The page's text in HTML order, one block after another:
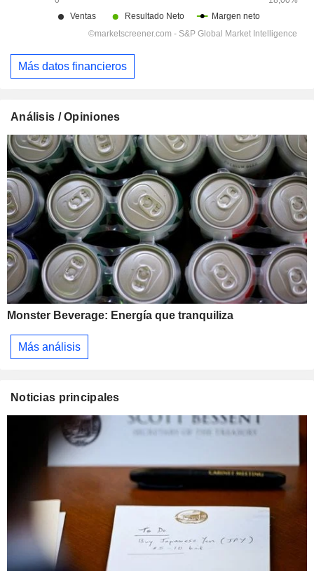
Más datos financieros
Análisis / Opiniones
Monster Beverage: Energía que tranquiliza
Más análisis
Noticias principales